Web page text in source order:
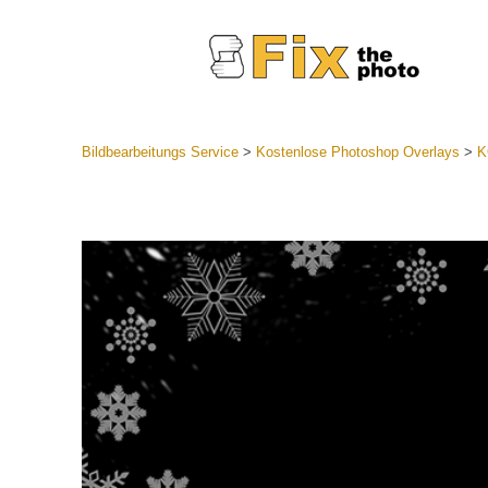
Günstige
Bildbearbeitungs Service> Kostenlose Photoshop Overlays >